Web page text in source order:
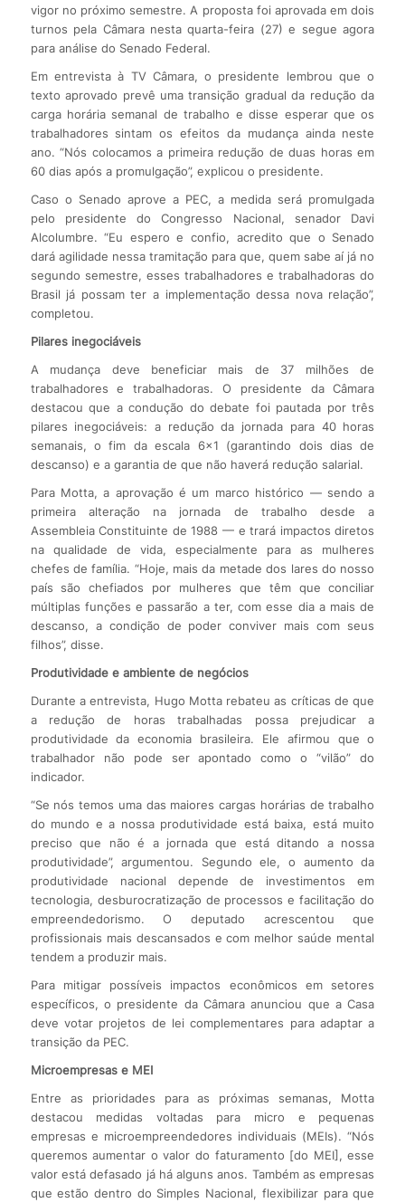
vigor no próximo semestre. A proposta foi aprovada em dois
turnos pela Câmara nesta quarta-feira (27) e segue agora
para análise do Senado Federal.
Em entrevista à TV Câmara, o presidente lembrou que o
texto aprovado prevê uma transição gradual da redução da
carga horária semanal de trabalho e disse esperar que os
trabalhadores sintam os efeitos da mudança ainda neste
ano. “Nós colocamos a primeira redução de duas horas em
60 dias após a promulgação”, explicou o presidente.
Caso o Senado aprove a PEC, a medida será promulgada
pelo presidente do Congresso Nacional, senador Davi
Alcolumbre. “Eu espero e confio, acredito que o Senado
dará agilidade nessa tramitação para que, quem sabe aí já no
segundo semestre, esses trabalhadores e trabalhadoras do
Brasil já possam ter a implementação dessa nova relação”,
completou.
Pilares inegociáveis
A mudança deve beneficiar mais de 37 milhões de
trabalhadores e trabalhadoras. O presidente da Câmara
destacou que a condução do debate foi pautada por três
pilares inegociáveis: a redução da jornada para 40 horas
semanais, o fim da escala 6×1 (garantindo dois dias de
descanso) e a garantia de que não haverá redução salarial.
Para Motta, a aprovação é um marco histórico — sendo a
primeira alteração na jornada de trabalho desde a
Assembleia Constituinte de 1988 — e trará impactos diretos
na qualidade de vida, especialmente para as mulheres
chefes de família. “Hoje, mais da metade dos lares do nosso
país são chefiados por mulheres que têm que conciliar
múltiplas funções e passarão a ter, com esse dia a mais de
descanso, a condição de poder conviver mais com seus
filhos”, disse.
Produtividade e ambiente de negócios
Durante a entrevista, Hugo Motta rebateu as críticas de que
a redução de horas trabalhadas possa prejudicar a
produtividade da economia brasileira. Ele afirmou que o
trabalhador não pode ser apontado como o “vilão” do
indicador.
“Se nós temos uma das maiores cargas horárias de trabalho
do mundo e a nossa produtividade está baixa, está muito
preciso que não é a jornada que está ditando a nossa
produtividade”, argumentou. Segundo ele, o aumento da
produtividade nacional depende de investimentos em
tecnologia, desburocratização de processos e facilitação do
empreendedorismo. O deputado acrescentou que
profissionais mais descansados e com melhor saúde mental
tendem a produzir mais.
Para mitigar possíveis impactos econômicos em setores
específicos, o presidente da Câmara anunciou que a Casa
deve votar projetos de lei complementares para adaptar a
transição da PEC.
Microempresas e MEI
Entre as prioridades para as próximas semanas, Motta
destacou medidas voltadas para micro e pequenas
empresas e microempreendedores individuais (MEIs). “Nós
queremos aumentar o valor do faturamento [do MEI], esse
valor está defasado já há alguns anos. Também as empresas
que estão dentro do Simples Nacional, flexibilizar para que